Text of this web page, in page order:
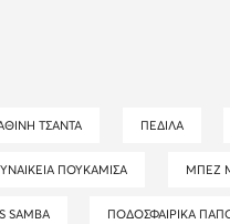
ΤΣΆΝΤΑ ΠΈΔΙΛΑ
ΓΥΝΑΙΚΕΊΑ ΠΟΥΚΆΜΙΣΑ ΜΠΕΖ
SAMBA ΠΟΔΟΣΦΑΙΡΙΚΆ